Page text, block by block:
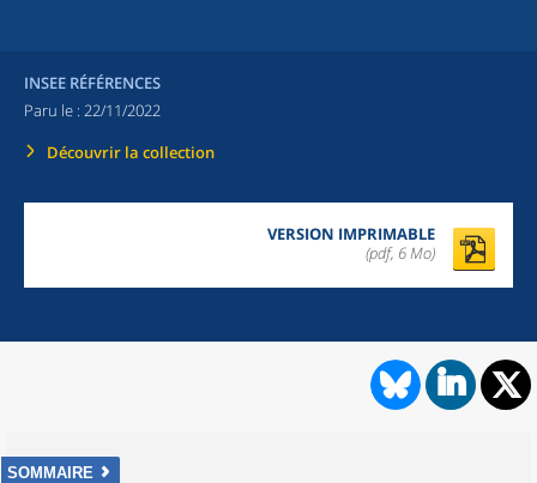
INSEE RÉFÉRENCES
Paru le : 22/11/2022
Découvrir la collection
VERSION IMPRIMABLE
(pdf, 6 Mo)
SOMMAIRE